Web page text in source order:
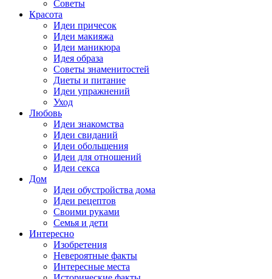
Советы
Красота
Идеи причесок
Идеи макияжа
Идеи маникюра
Идея образа
Советы знаменитостей
Диеты и питание
Идеи упражнений
Уход
Любовь
Идеи знакомства
Идеи свиданий
Идеи обольщения
Идеи для отношений
Идеи секса
Дом
Идеи обустройства дома
Идеи рецептов
Своими руками
Семья и дети
Интересно
Изобретения
Невероятные факты
Интересные места